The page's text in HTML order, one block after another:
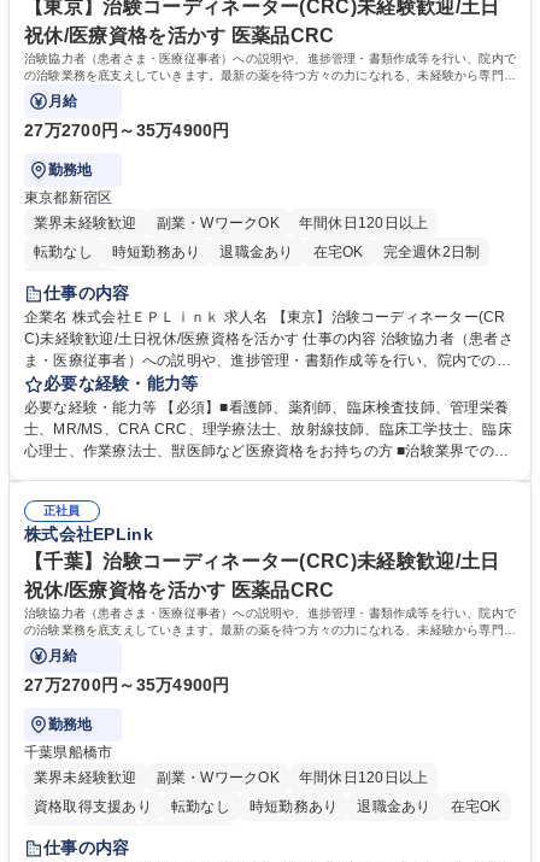
【東京】治験コーディネーター(CRC)未経験歓迎/土日
祝休/医療資格を活かす 医薬品CRC
治験協力者（患者さま・医療従事者）への説明や、進捗管理・書類作成等を行い、院内で
の治験業務を底支えしていきます。最新の薬を待つ方々の力になれる、未経験から専門性
が身につく社会貢献度の高い仕事です。
月給
27万2700円～35万4900円
勤務地
東京都新宿区
業界未経験歓迎
副業・WワークOK
年間休日120日以上
転勤なし
時短勤務あり 退職金あり 在宅OK
完全週休2日制
土日祝休み
仕事の内容
企業名 株式会社ＥＰＬｉｎｋ 求人名 【東京】治験コーディネーター(CR
C)未経験歓迎/土日祝休/医療資格を活かす 仕事の内容 治験協力者（患者さ
ま・医療従事者）への説明や、進捗管理・書類作成等を行い、院内での治
験業務を底支えしていきます。最新の薬を待つ方々の力になれる、未経験
から専門性が身につく社会貢献度の高い仕事です。 ■治験協力者（患者さ
ま・医療従事者）への説明 ■患者さまのスケジュール調整・管理、ヒアリ
ング・服薬状況の確認 ■診察/検査への同席 ■医療従事者・依頼先への調
フレックスタイム制/プライベートと仕事の両立もしやすい環境。育休復帰
率は90%以上/育児補助支援金等も有 募集職種 【東京】治験コーディネー
ター(CRC)未経験歓迎/土日祝休/医療資格を活かす
必要な経験・能力等
必要な経験・能力等 【必須】■看護師、薬剤師、臨床検査技師、管理栄養
士、MR/MS、CRA CRC、理学療法士、放射線技師、臨床工学技士、臨床
心理士、作業療法士、獣医師など医療資格をお持ちの方 ■治験業界での就
足説明ができる点、などを活かしてご活躍頂けます。 【研修制度】入社後
は、約2週間のe-learning受講後に導入研修を5日間受けていただき、テス
トに合格後、OJTとなります。OJT期間は平均約3ヶ月ですが、個人の成長
に合わせてサポートしていくためそれ以上になる方もいます。 学歴・資格
学歴：大学院 大学 高専 短大 専修学校 語学力： 資格：看護師 薬剤師 臨床
検査技師
正社員
株式会社EPLink
【千葉】治験コーディネーター(CRC)未経験歓迎/土日
祝休/医療資格を活かす 医薬品CRC
治験協力者（患者さま・医療従事者）への説明や、進捗管理・書類作成等を行い、院内で
の治験業務を底支えしていきます。最新の薬を待つ方々の力になれる、未経験から専門性
が身につく社会貢献度の高い仕事です。
月給
27万2700円～35万4900円
勤務地
千葉県船橋市
業界未経験歓迎
副業・WワークOK
年間休日120日以上
資格取得支援あり
転勤なし 時短勤務あり 退職金あり
在宅OK
完全週休2日制
仕事の内容